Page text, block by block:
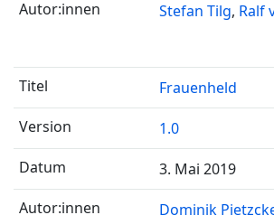
Stefan Tilg Ralf
Frauenheld
1.0
3. Mai 2019
Dominik